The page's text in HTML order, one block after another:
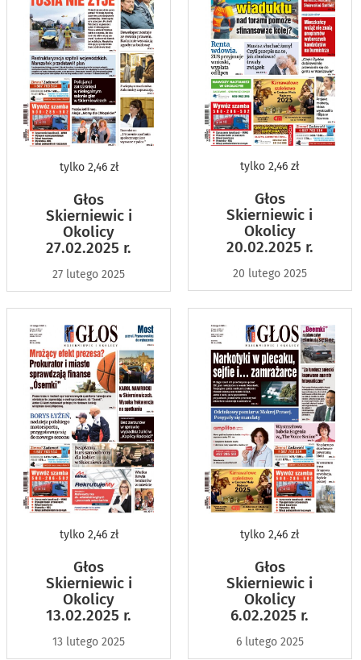
tylko2,46 zł
Głos
Skierniewic i
Okolicy
27.02.2025 r.
27 lutego 2025
tylko 2,46 zł
Głos
Skierniewic i
Okolicy
20.02.2025 r.
20 lutego 2025
tylko2,46 zł
Głos
Skierniewic i
Okolicy
13.02.2025 r.
13 lutego 2025
tylko 2,46 zł
Głos
Skierniewic i
Okolicy
6.02.2025 r.
6 lutego 2025